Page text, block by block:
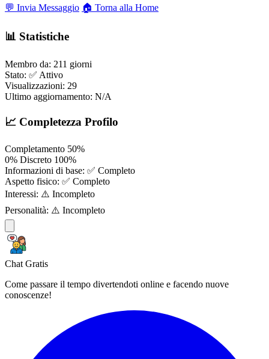
💬 Invia Messaggio 🏠 Torna alla Home
📊 Statistiche
Membro da: 211 giorni
Stato: ✅ Attivo
Visualizzazioni: 29
Ultimo aggiornamento: N/A
📈 Completezza Profilo
Completamento 50%
0% Discreto 100%
Informazioni di base: ✅ Completo
Aspetto fisico: ✅ Completo
Interessi: ⚠️ Incompleto
Personalità: ⚠️ Incompleto
Chat Gratis
Come passare il tempo divertendoti online e facendo nuove
conoscenze!